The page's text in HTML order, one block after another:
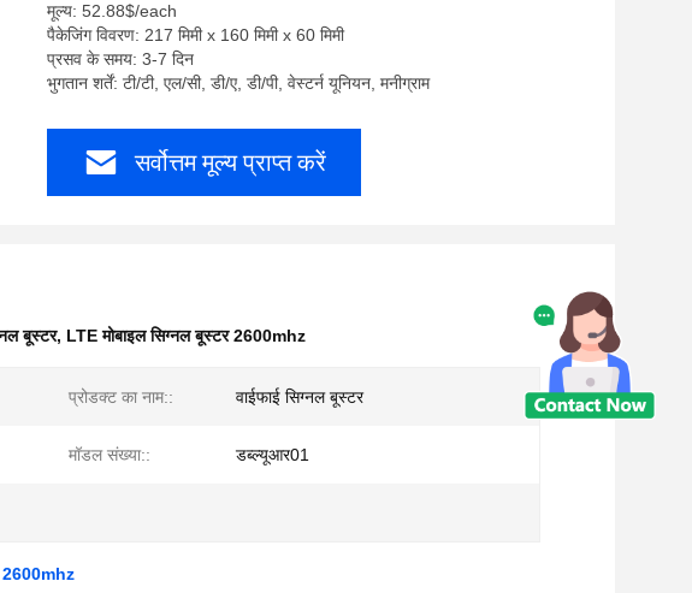
मूल्य: 52.88$/each
पैकेजिंग विवरण: 217 मिमी x 160 मिमी x 60 मिमी
प्रसव के समय: 3-7 दिन
भुगतान शर्तें: टी/टी, एल/सी, डी/ए, डी/पी, वेस्टर्न यूनियन, मनीग्राम
सर्वोत्तम मूल्य प्राप्त करें
बूस्टर, LTE मोबाइल सिग्नल बूस्टर 2600mhz
प्रोडक्ट का नाम:: वाईफाई सिग्नल बूस्टर
मॉडल संख्या:: डब्ल्यूआर01
2600mhz